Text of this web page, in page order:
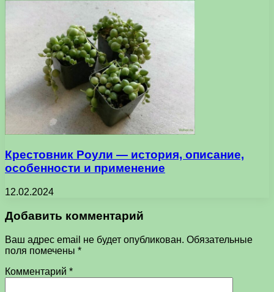
Крестовник Роули — история, описание,
особенности и применение
12.02.2024
Добавить комментарий
Ваш адрес email не будет опубликован. Обязательные
поля помечены *
Комментарий *